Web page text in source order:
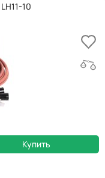
10
Купить